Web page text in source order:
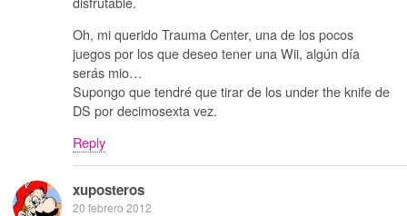
Oh, mi querido Trauma Center, una de los pocos
juegos por los que deseo tener una Wii, algún día
serás mio…
Supongo que tendré que tirar de los under the knife de
DS por decimosexta vez.
Reply
xuposteros
20 febrero 2012